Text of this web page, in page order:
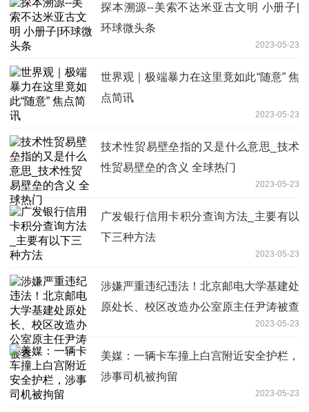
探本溯源--美索不达米亚古文明 小册子|
环球微头条
2023-05-23
世界观｜极端暴力在这里竟如此“随意” 焦
点简讯
2023-05-23
技术性贸易壁垒指的又是什么意思_技术
性贸易壁垒的含义 全球热门
2023-05-23
广发银行信用卡积分查询方法_主要有以
下三种方法
2023-05-23
涉嫌严重违纪违法！北京邮电大学基建处
原处长、校区改造办公室原主任尹涛被查
2023-05-23
美媒：一辆卡车撞上白宫附近安全护栏，
涉事司机被拘留
2023-05-23